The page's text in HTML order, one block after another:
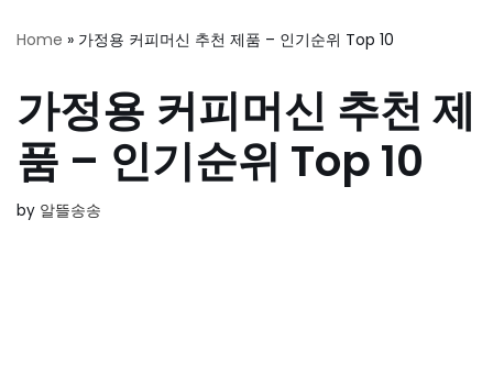
Home » 가정용 커피머신 추천 제품 – 인기순위 Top 10
가정용 커피머신 추천 제
품 – 인기순위 Top 10
by 알뜰송송